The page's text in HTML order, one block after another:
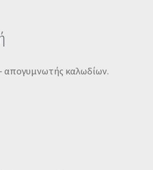
απογυμνωτής καλωδίων.